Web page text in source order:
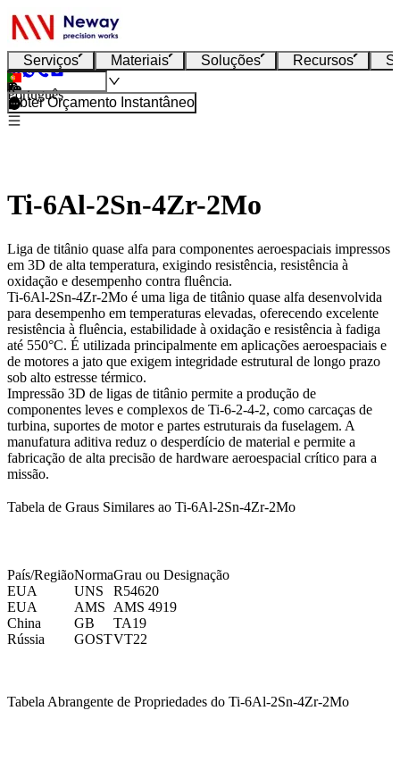
Serviços Materiais Soluções Recursos
Português
Obter Orçamento Instantâneo
Ti-6Al-2Sn-4Zr-2Mo
Liga de titânio quase alfa para componentes aeroespaciais impressos
em 3D de alta temperatura, exigindo resistência, resistência à
oxidação e desempenho contra fluência.
Ti-6Al-2Sn-4Zr-2Mo é uma liga de titânio quase alfa desenvolvida
para desempenho em temperaturas elevadas, oferecendo excelente
resistência à fluência, estabilidade à oxidação e resistência à fadiga
até 550°C. É utilizada principalmente em aplicações aeroespaciais e
de motores a jato que exigem integridade estrutural de longo prazo
sob alto estresse térmico.
Impressão 3D de ligas de titânio permite a produção de
componentes leves e complexos de Ti-6-2-4-2, como carcaças de
turbina, suportes de motor e partes estruturais da fuselagem. A
manufatura aditiva reduz o desperdício de material e permite a
fabricação de alta precisão de hardware aeroespacial crítico para a
missão.
Tabela de Graus Similares ao Ti-6Al-2Sn-4Zr-2Mo
País/RegiãoNormaGrau ou Designação
EUA
UNS
R54620
EUA
AMS
AMS 4919
China
GB
TA19
Rússia
GOSTVT22
Tabela Abrangente de Propriedades do Ti-6Al-2Sn-4Zr-2Mo